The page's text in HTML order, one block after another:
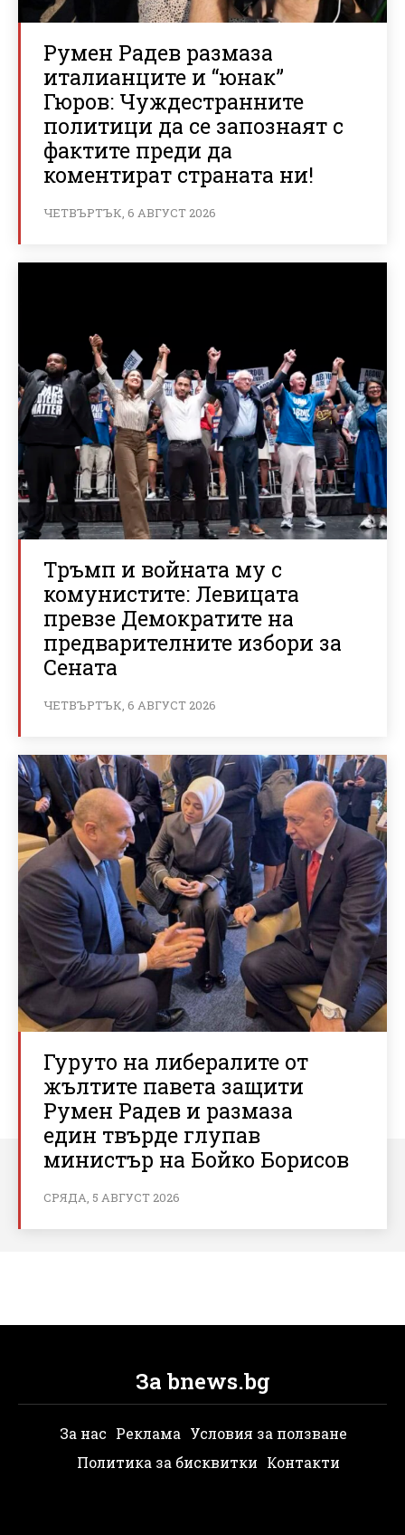
Румен Радев размаза
италианците и “юнак”
Гюров: Чуждестранните
политици да се запознаят с
фактите преди да
коментират страната ни!
ЧЕТВЪРТЪК, 6 АВГУСТ 2026
Тръмп и войната му с
комунистите: Левицата
превзе Демократите на
предварителните избори за
Сената
ЧЕТВЪРТЪК, 6 АВГУСТ 2026
Гуруто на либералите от
жълтите павета защити
Румен Радев и размаза
един твърде глупав
министър на Бойко Борисов
СРЯДА, 5 АВГУСТ 2026
За bnews.bg
За нас Реклама Условия за ползване
Политика за бисквитки Контакти